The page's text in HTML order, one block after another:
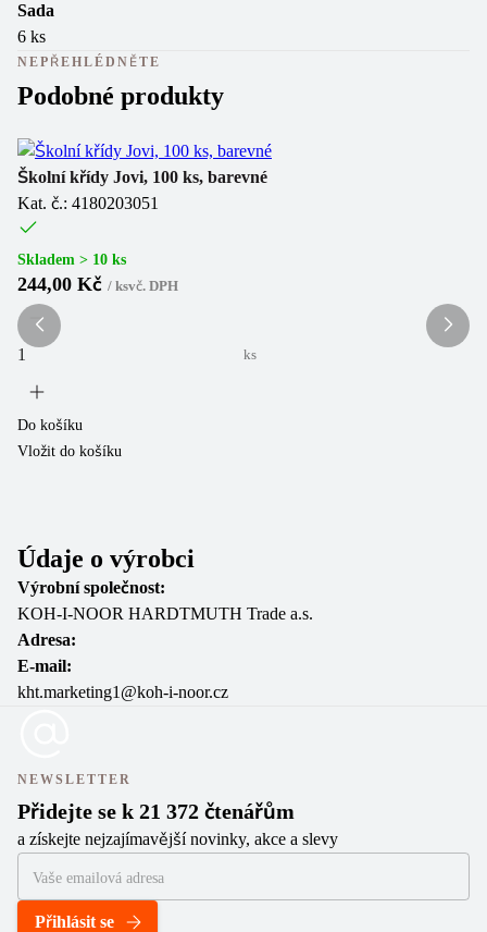
Sada
6 ks
NEPŘEHLÉDNĚTE
Podobné produkty
Školní křídy Jovi, 100 ks, barevné
Kat. č.: 4180203051
Skladem > 10 ks
244,00 Kč / ksvč. DPH
ks
Do košíku
Vložit do košíku
Údaje o výrobci
Výrobní společnost:
KOH-I-NOOR HARDTMUTH Trade a.s.
Adresa:
E-mail:
kht.marketing1@koh-i-noor.cz
NEWSLETTER
Přidejte se k 21 372 čtenářům
a získejte nejzajímavější novinky, akce a slevy
Přihlásit se